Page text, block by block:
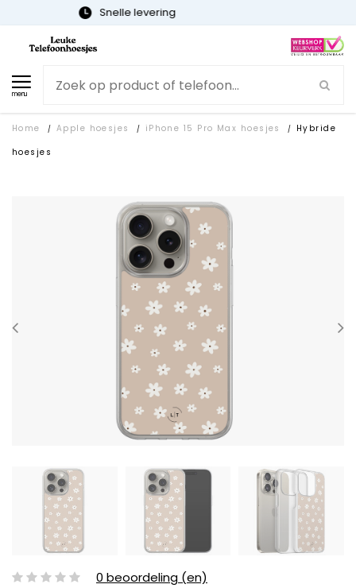
Gratis verzending
menu
Home / Apple hoesjes / iPhone 15 Pro Max hoesjes /
Hybride
hoesjes
0 beoordeling (en)